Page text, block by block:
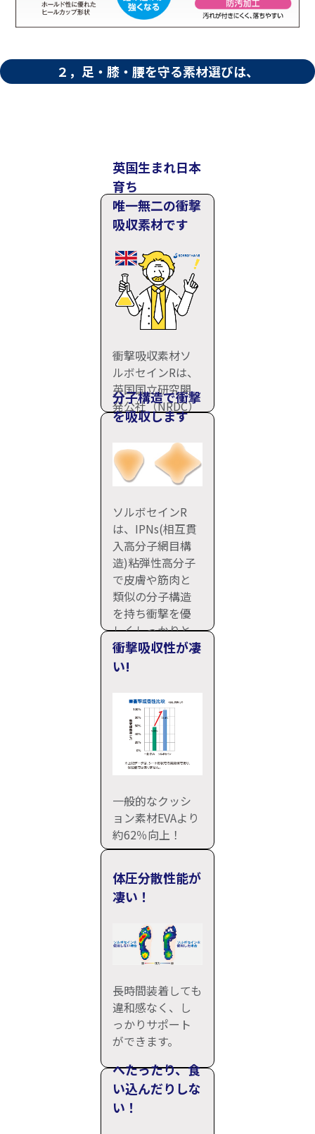
２，足・膝・腰を守る素材選びは、
英国生まれ日本
育ち
唯一無二の衝撃
吸収素材です
衝撃吸収素材ソ
ルボセインRは、
英国国立研究開
発公社（NRDC）
の支援で誕生し
分子構造で衝撃
を吸収します
ソルボセインR
は、IPNs(相互貫
入高分子網目構
造)粘弾性高分子
で皮膚や筋肉と
類似の分子構造
を持ち衝撃を優
しくしっかりと
吸収します。
衝撃吸収性が凄
い!
一般的なクッシ
ョン素材EVAより
約62％向上！
体圧分散性能が
凄い！
長時間装着しても
違和感なく、し
っかりサポート
ができます。
へたったり、食
い込んだりしな
い！